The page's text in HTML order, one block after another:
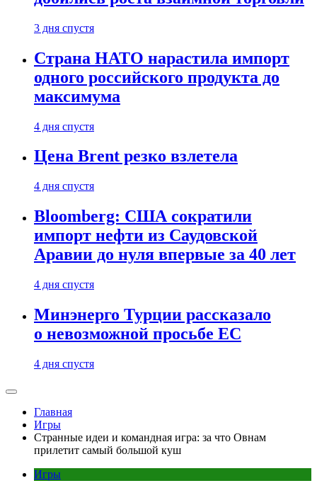
3 дня спустя
Страна НАТО нарастила импорт
одного российского продукта до
максимума
4 дня спустя
Цена Brent резко взлетела
4 дня спустя
Bloomberg: США сократили
импорт нефти из Саудовской
Аравии до нуля впервые за 40 лет
4 дня спустя
Минэнерго Турции рассказало
о невозможной просьбе ЕС
4 дня спустя
Главная
Игры
Странные идеи и командная игра: за что Овнам
прилетит самый большой куш
Игры